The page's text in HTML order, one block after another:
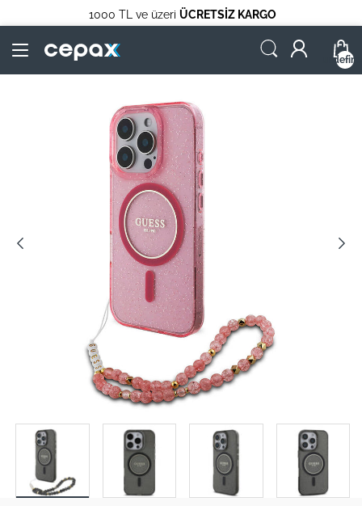
1000 TL ve üzeri ÜCRETSİZ KARGO